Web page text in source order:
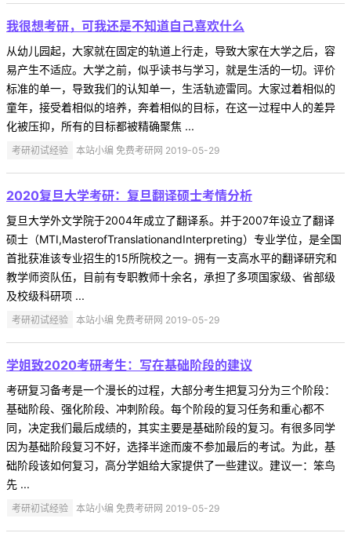
我很想考研，可我还是不知道自己喜欢什么
从幼儿园起，大家就在固定的轨道上行走，导致大家在大学之后，容
易产生不适应。大学之前，似乎读书与学习，就是生活的一切。评价
标准的单一，导致我们的认知单一，生活轨迹雷同。大家过着相似的
童年，接受着相似的培养，奔着相似的目标，在这一过程中人的差异
化被压抑，所有的目标都被精确聚焦 ...
考研初试经验 本站小编 免费考研网 2019-05-29
2020复旦大学考研：复旦翻译硕士考情分析
复旦大学外文学院于2004年成立了翻译系。并于2007年设立了翻译
硕士（MTI,MasterofTranslationandInterpreting）专业学位，是全国
首批获准该专业招生的15所院校之一。拥有一支高水平的翻译研究和
教学师资队伍，目前有专职教师十余名，承担了多项国家级、省部级
及校级科研项 ...
考研初试经验 本站小编 免费考研网 2019-05-29
学姐致2020考研考生：写在基础阶段的建议
考研复习备考是一个漫长的过程，大部分考生把复习分为三个阶段：
基础阶段、强化阶段、冲刺阶段。每个阶段的复习任务和重心都不
同，决定我们最后成绩的，其实主要是基础阶段的复习。有很多同学
因为基础阶段复习不好，选择半途而废不参加最后的考试。为此，基
础阶段该如何复习，高分学姐给大家提供了一些建议。建议一：笨鸟
先 ...
考研初试经验 本站小编 免费考研网 2019-05-29